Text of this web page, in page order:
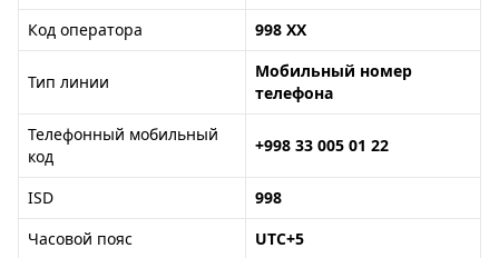
Код оператора
998 XX
Тип линии
Мобильный номер
телефона
Телефонный мобильный
код
+998 33 005 01 22
ISD
998
Часовой пояс
UTC+5